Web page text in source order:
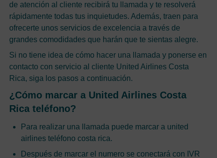
de atención al cliente recibirá tu llamada y te resolverá
rápidamente todas tus inquietudes. Además, traen para
ofrecerte unos servicios de excelencia a través de
grandes comodidades que harán que te sientas alegre.
Si no tiene idea de cómo hacer una llamada y ponerse en
contacto con servicio al cliente United Airlines Costa
Rica, siga los pasos a continuación.
¿Cómo marcar a United Airlines Costa
Rica teléfono?
Para realizar una llamada puede marcar a united
airlines teléfono costa rica.
Después de marcar el numero se conectará con IVR